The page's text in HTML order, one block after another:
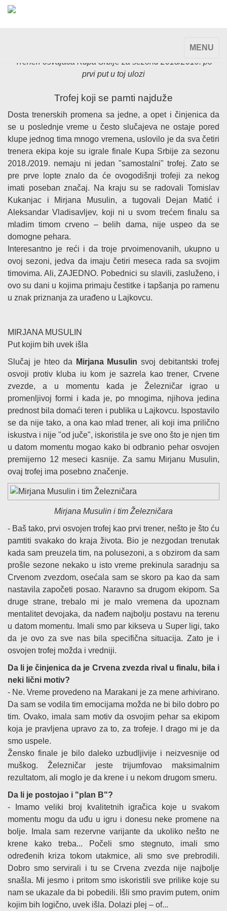
TOGGLE
MENU
Treneri osvajača Kupa Srbije za sezonu 2018/2019. po
prvi put u toj ulozi
Trofej koji se pamti najduže
Dosta trenerskih promena sa jedne, a opet i činjenica da
se u poslednje vreme u često slučajeva ne ostaje pored
klupe jednog tima mnogo vremena, uslovilo je da sva četiri
trenera ekipa koje su igrale finale Kupa Srbije za sezonu
2018./2019. nemaju ni jedan "samostalni" trofej. Zato se
pre prve lopte znalo da će ovogodišnji trofeji za nekog
imati poseban značaj. Na kraju su se radovali Tomislav
Kukanjac i Mirjana Musulin, a tugovali Dejan Matić i
Aleksandar Vladisavljev, koji ni u svom trećem finalu sa
mladim timom crveno – belih dama, nije uspeo da se
domogne pehara.
Interesantno je reći i da troje prvoimenovanih, ukupno u
ovoj sezoni, jedva da imaju četiri meseca rada sa svojim
timovima. Ali, ZAJEDNO. Pobednici su slavili, zasluženo, i
ovo su dani u kojima primaju čestitke i tapšanja po ramenu
u znak priznanja za urađeno u Lajkovcu.
MIRJANA MUSULIN
Put kojim bih uvek išla
Slučaj je hteo da
Mirjana Musulin svoj debitantski trofej
osvoji protiv kluba iu kom je sazrela kao trener, Crvene
zvezde, a u momentu kada je Železničar igrao u
promenljivoj formi i kada je, po mnogima, njihova jedina
prednost bila domaći teren i publika u Lajkovcu. Ispostavilo
se da nije tako, a ona kao mlad trener, ali koji ima prilično
iskustva i nije "od juče", iskoristila je sve ono što je njen tim
u datom momentu mogao kako bi odbranio pehar osvojen
premijerno 12 meseci kasnije. Za samu Mirjanu Musulin,
ovaj trofej ima posebno značenje.
Mirjana Musulin i tim Železničara
- Baš tako, prvi osvojen trofej kao prvi trener, nešto je što ću
pamtiti svakako do kraja života. Bio je nezgodan trenutak
kada sam preuzela tim, na polusezoni, a s obzirom da sam
prošle sezone nekako u isto vreme prekinula saradnju sa
Crvenom zvezdom, osećala sam se skoro pa kao da sam
nastavila započeti posao. Naravno sa drugom ekipom. Sa
druge strane, trebalo mi je malo vremena da upoznam
mentalitet devojaka, da nađem najbolju postavu na terenu
u datom momentu. Imali smo par kikseva u Super ligi, tako
da je ovo za sve nas bila specifična situacija. Zato je i
osvojen trofej možda i vredniji.
Da li je činjenica da je Crvena zvezda rival u finalu, bila i
neki lični motiv?
- Ne. Vreme provedeno na Marakani je za mene arhivirano.
Da sam se vodila tim emocijama možda ne bi bilo dobro po
tim. Ovako, imala sam motiv da osvojim pehar sa ekipom
koja je pravljena upravo za to, za trofeje. I drago mi je da
smo uspele.
Žensko finale je bilo daleko uzbudljivije i neizvesnije od
muškog. Železničar jeste trijumfovao maksimalnim
rezultatom, ali moglo je da krene i u nekom drugom smeru.
Da li je postojao i "plan B"?
- Imamo veliki broj kvalitetnih igračica koje u svakom
momentu mogu da uđu u igru i donesu neke promene na
bolje. Imala sam rezervne varijante da ukoliko nešto ne
krene kako treba... Počeli smo stegnuto, imali smo
određenih kriza tokom utakmice, ali smo sve prebrodili.
Dobro smo servirali i tu se Crvena zvezda nije najbolje
snašla. Mi jesmo i pritom smo iskoristili sve prilike koje su
nam se ukazale da bi pobedili. Išli smo pravim putem, onim
kojim bih logično, uvek išla. Dolazi plej – of...